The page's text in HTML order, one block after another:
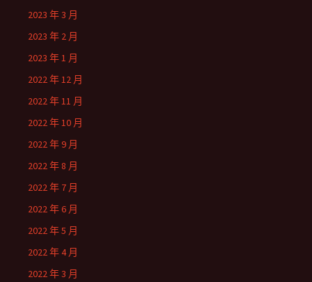
2023 年 3 月
2023 年 2 月
2023 年 1 月
2022 年 12 月
2022 年 11 月
2022 年 10 月
2022 年 9 月
2022 年 8 月
2022 年 7 月
2022 年 6 月
2022 年 5 月
2022 年 4 月
2022 年 3 月